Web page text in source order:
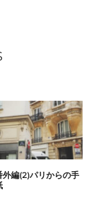
外編(2)パリからの手